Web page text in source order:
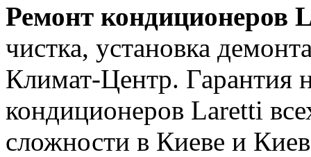
Ремонт кондиционеров
чистка, установка
Климат-Центр. Гарантия
кондиционеров Laretti
сложности в Киеве и